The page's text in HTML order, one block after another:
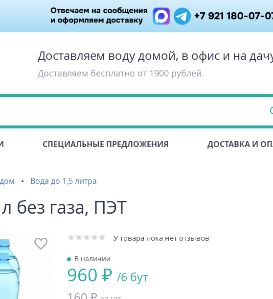
Доставляем воду домой, в офис и на
Доставляем бесплатно от 1900 рублей.
СПЕЦИАЛЬНЫЕ ПРЕДЛОЖЕНИЯ ДОСТАВКА И
Вода до 1,5 литра
без газа, ПЭТ
У товара пока нет отзывов
В наличии
960 ₽ /6 бут